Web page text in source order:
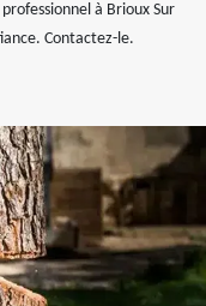
à Brioux Sur
Contactez-le.